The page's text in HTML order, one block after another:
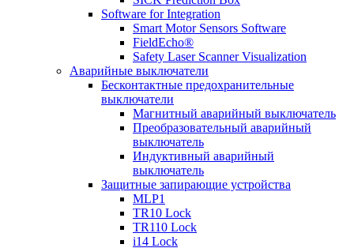
Software for Integration
Smart Motor Sensors Software
FieldEcho®
Safety Laser Scanner Visualization
Аварийные выключатели
Бесконтактные предохранительные
выключатели
Магнитный аварийный выключатель
Преобразовательный аварийный
выключатель
Индуктивный аварийный
выключатель
Защитные запирающие устройства
MLP1
TR10 Lock
TR110 Lock
i14 Lock